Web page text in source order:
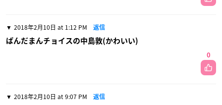
2018年2月10日 at 1:12 PM 返信
ぱんだまんチョイスの中島敦(かわいい)
0
2018年2月10日 at 9:07 PM 返信